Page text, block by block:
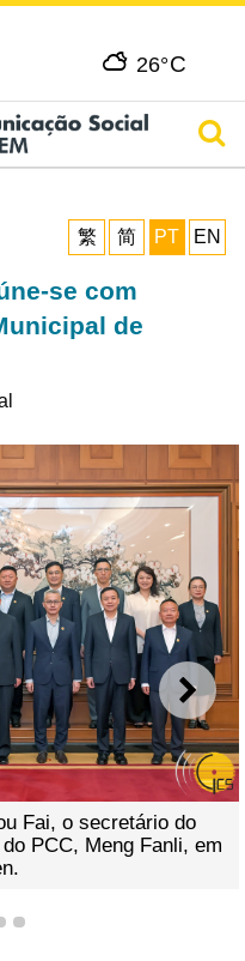
26°C
繁
简 PT EN
se com
de
do
Fanli, em
Chefe
5 6